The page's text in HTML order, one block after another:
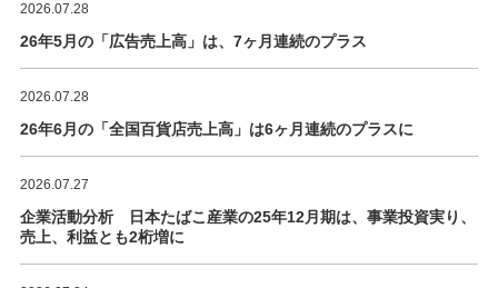
2026.07.28
26年5月の「広告売上高」は、7ヶ月連続のプラス
2026.07.28
26年6月の「全国百貨店売上高」は6ヶ月連続のプラスに
2026.07.27
企業活動分析 日本たばこ産業の25年12月期は、事業投資実り、
売上、利益とも2桁増に